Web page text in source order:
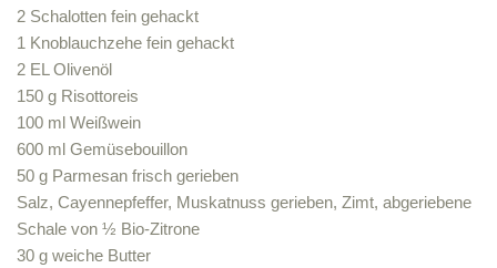
2 Schalotten fein gehackt
1 Knoblauchzehe fein gehackt
2 EL Olivenöl
150 g Risottoreis
100 ml Weißwein
600 ml Gemüsebouillon
50 g Parmesan frisch gerieben
Salz, Cayennepfeffer, Muskatnuss gerieben, Zimt, abgeriebene
Schale von ½ Bio-Zitrone
30 g weiche Butter